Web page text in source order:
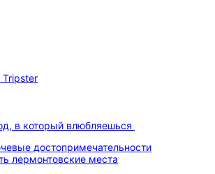
в который влюбляешься
достопримечательности
лермонтовские места